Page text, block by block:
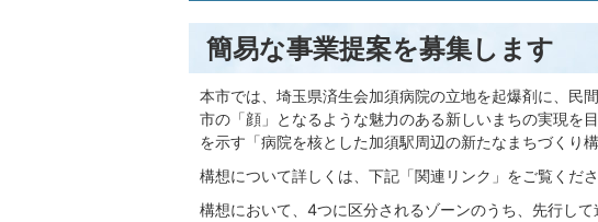
簡易な事業提案を募集します
本市では、埼玉県済生会加須病院の立地を起爆剤に、民
市の「顔」となるような魅力のある新しいまちの実現を
を示す「病院を核とした加須駅周辺の新たなまちづくり
構想について詳しくは、下記「関連リンク」をご覧くださ
構想において、4つに区分されるゾーンのうち、先行し